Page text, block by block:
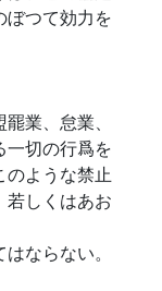
ぼつて効力を
業、怠業、
一切の行爲を
のような禁止
若しくはあお
ならない。